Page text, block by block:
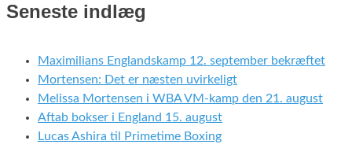
Seneste indlæg
Maximilians Englandskamp 12. september bekræftet
Mortensen: Det er næsten uvirkeligt
Melissa Mortensen i WBA VM-kamp den 21. august
Aftab bokser i England 15. august
Lucas Ashira til Primetime Boxing